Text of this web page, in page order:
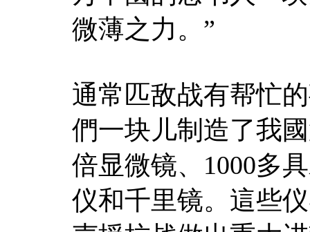
微薄之力。”
通常匹敌战有帮忙
們一块儿制造了我
倍显微镜、1000多
仪和千里镜。這些